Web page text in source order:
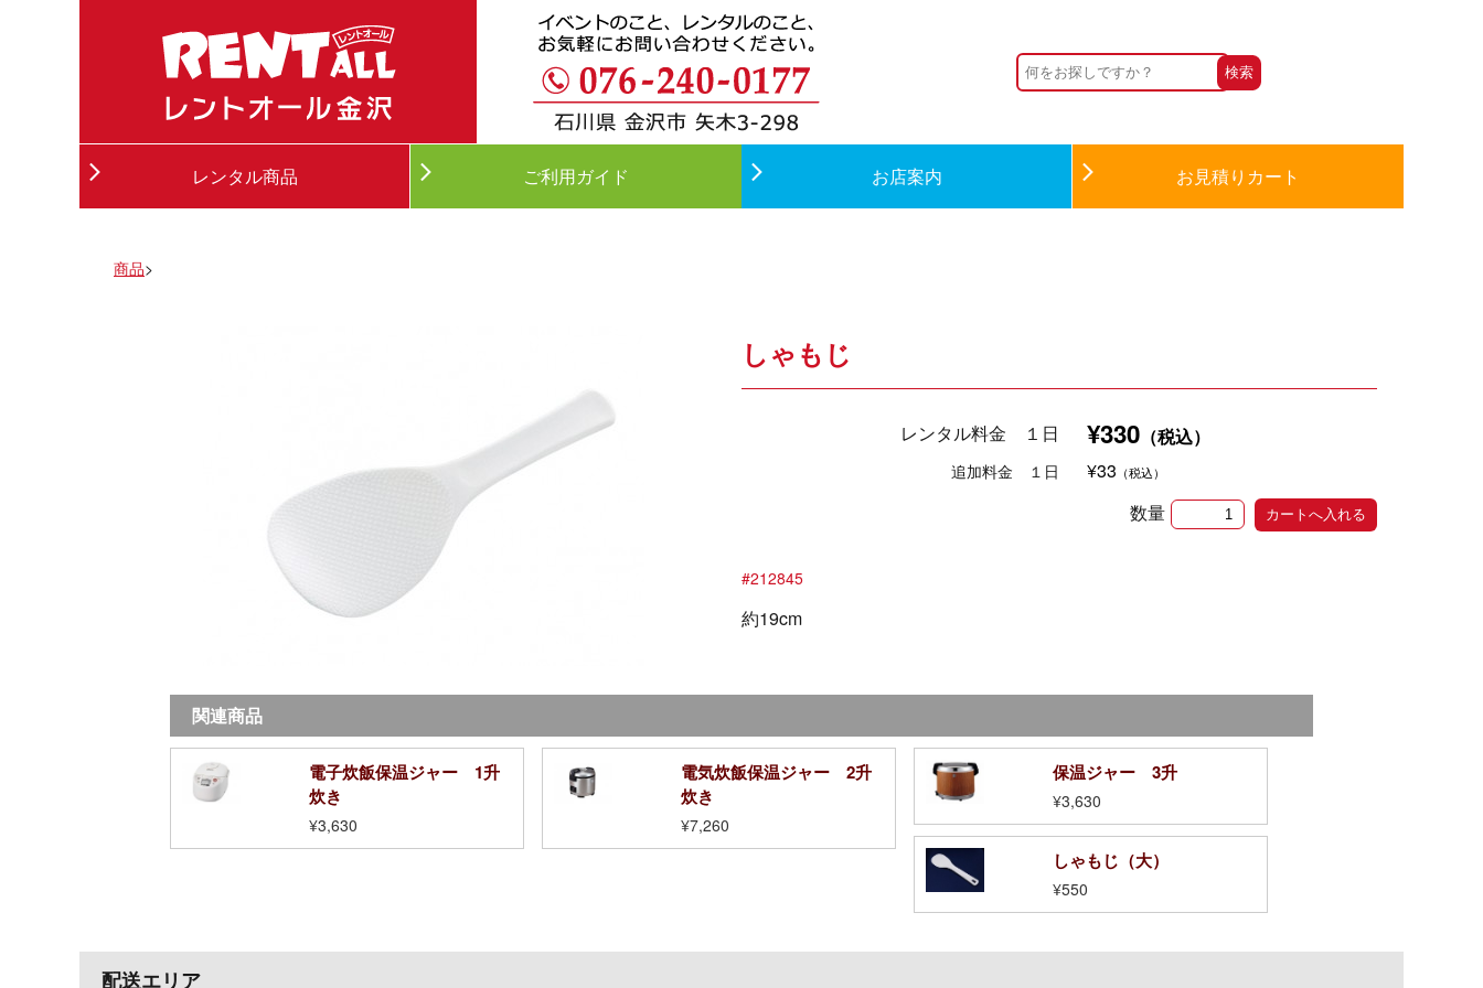
レンタル商品 ご利用ガイド お店案内 お見積りカート
商品>
しゃもじ
レンタル料金 １日 ¥330 （税込）
追加料金 １日 ¥33 （税込）
数量
#212845
約19cm
関連商品
電子炊飯保温ジャー 1升
炊き
¥3,630
電気炊飯保温ジャー 2升
炊き
¥7,260
保温ジャー 3升
¥3,630
しゃもじ（大）
¥550
配送エリア